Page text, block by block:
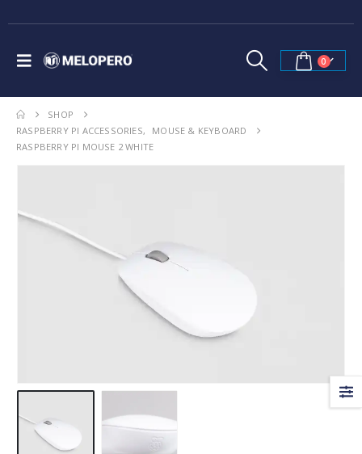
0
SHOP
RASPBERRY PI ACCESSORIES,
MOUSE & KEYBOARD
RASPBERRY PI MOUSE 2 WHITE